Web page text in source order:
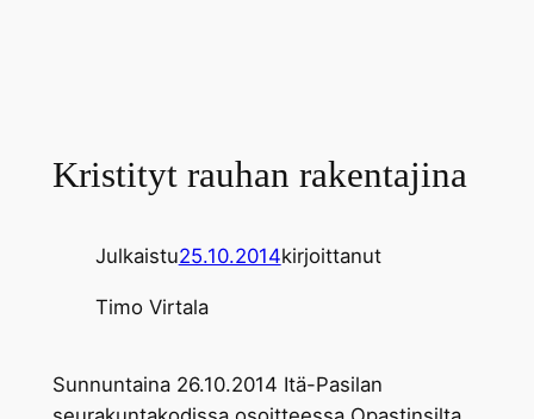
Kristityt rauhan rakentajina
Julkaistu25.10.2014kirjoittanut
Timo Virtala
Sunnuntaina 26.10.2014 Itä-Pasilan